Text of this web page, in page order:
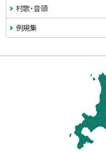
村歌・音頭
例規集